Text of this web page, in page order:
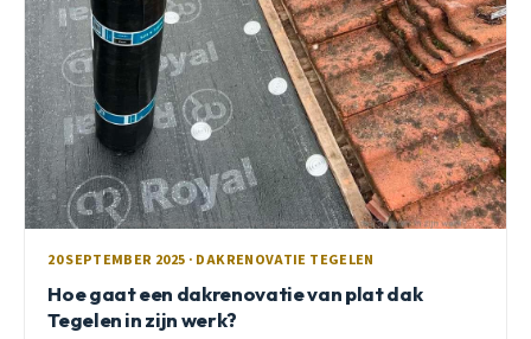
20 SEPTEMBER 2025 · DAKRENOVATIE TEGELEN
Hoe gaat een dakrenovatie van plat dak
Tegelen in zijn werk?